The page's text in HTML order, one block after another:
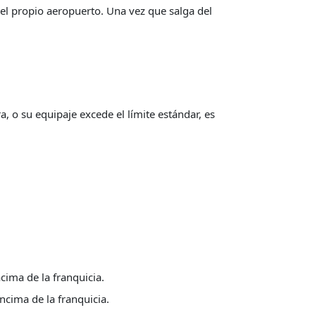
propio aeropuerto. Una vez que salga del
o su equipaje excede el límite estándar, es
de la franquicia.
de la franquicia.